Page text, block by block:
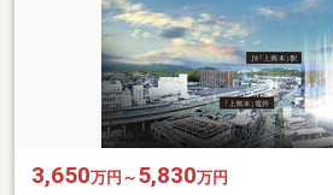
3,650万円～ 5,830万円